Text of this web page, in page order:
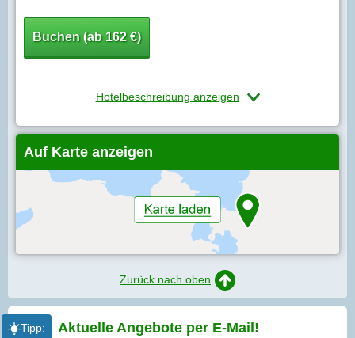
Buchen (ab 162 €)
Hotelbeschreibung anzeigen
Auf Karte anzeigen
Zurück nach oben
Tipp: Aktuelle Angebote per E-Mail!